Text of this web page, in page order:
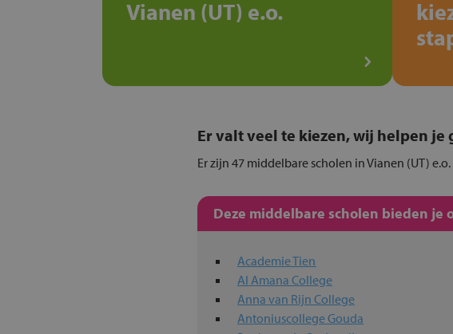
Vianen (UT) e.o.
Er valt veel te kiezen, wij helpen je
Er zijn 47 middelbare scholen in Vianen (UT)
Deze middelbare scholen bieden
Academie Tien
Al Amana College
Anna van Rijn College
Antoniuscollege Gouda